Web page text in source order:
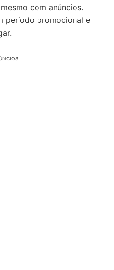
com anúncios.
período promocional e